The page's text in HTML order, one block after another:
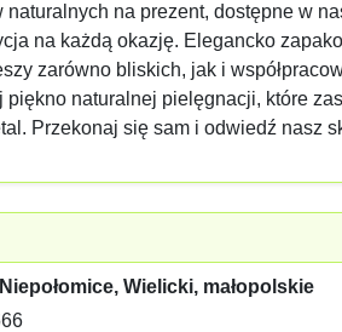
naturalnych na prezent, dostępne w
na każdą okazję. Elegancko
zarówno bliskich, jak i
piękno naturalnej pielęgnacji, które
Przekonaj się sam i odwiedź nasz
Wielicki, małopolskie